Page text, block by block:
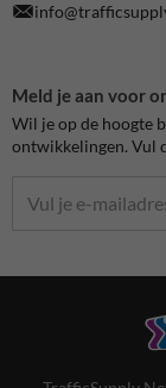
Meld je aan voor
Wil je op de hoogte
ontwikkelingen. Vul